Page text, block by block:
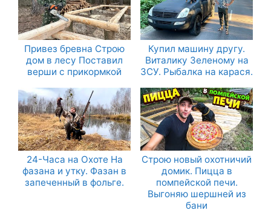
Привез бревна Строю
дом в лесу Поставил
верши с прикормкой
Купил машину другу.
Виталику Зеленому на
ЗСУ. Рыбалка на карася.
24-Часа на Охоте На
фазана и утку. Фазан в
запеченный в фольге.
Строю новый охотничий
домик. Пицца в
помпейской печи.
Выгоняю шершней из
бани